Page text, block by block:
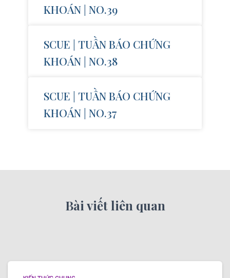
KHOÁN | NO.39
SCUE | TUẦN BÁO CHỨNG
KHOÁN | NO.38
SCUE | TUẦN BÁO CHỨNG
KHOÁN | NO.37
Bài viết liên quan